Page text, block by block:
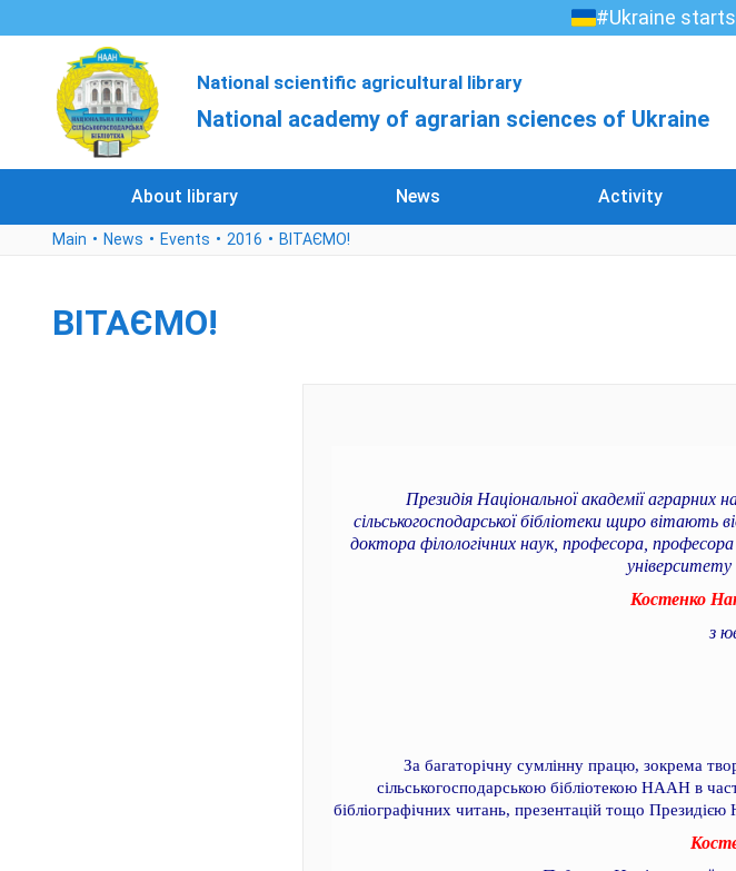
#Ukraine
National scientific agricultural library
National academy of agrarian sciences of Ukraine
About library News Activity
Main News Events 2016 ВІТАЄМО!
ВІТАЄМО!
Президія Національної академії аграрних
сільськогосподарської бібліотеки щиро вітають
доктора філологічних наук, професора,
Костенко
з
За багаторічну сумлінну працю, зокрема
сільськогосподарською бібліотекою НААН в
бібліографічних читань, презентацій тощо